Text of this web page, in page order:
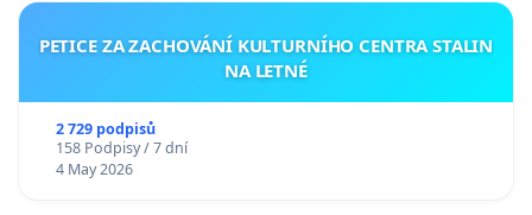
PETICE ZA ZACHOVÁNÍ KULTURNÍHO CENTRA STALIN
NA LETNÉ
2 729 podpisů
158 Podpisy / 7 dní
4 May 2026